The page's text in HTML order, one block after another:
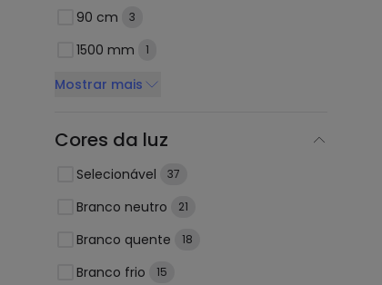
90 cm 3
1500 mm 1
Mostrar mais
Cores da luz
Selecionável 37
Branco neutro 21
Branco quente 18
Branco frio 15